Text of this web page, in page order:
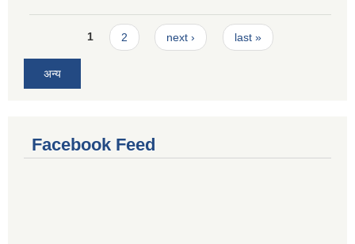
Pages1 2 next › last »
अन्य
Facebook Feed